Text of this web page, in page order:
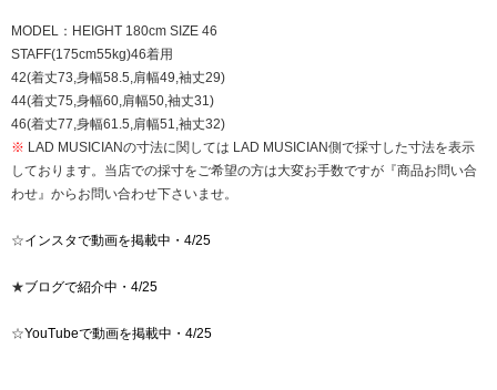
MODEL：HEIGHT 180cm SIZE 46
STAFF(175cm55kg)46着用
42(着丈73,身幅58.5,肩幅49,袖丈29)
44(着丈75,身幅60,肩幅50,袖丈31)
46(着丈77,身幅61.5,肩幅51,袖丈32)
※ LAD MUSICIANの寸法に関しては LAD MUSICIAN側で採寸した寸法を表示
しております。当店での採寸をご希望の方は大変お手数ですが『商品お問い合
わせ』からお問い合わせ下さいませ。
☆インスタで動画を掲載中・4/25
★ブログで紹介中・4/25
☆YouTubeで動画を掲載中・4/25